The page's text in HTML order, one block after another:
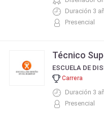
Duración 3
Presencial
Técnico
Carrera
Duración 3
Presencial